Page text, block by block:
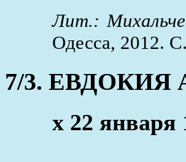
Лит.:
Одесса, 2012.
7/3.
x 22 января